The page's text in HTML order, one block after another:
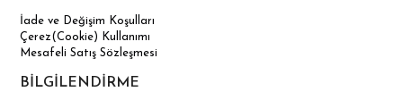
İade ve Değişim Koşulları
Çerez(Cookie) Kullanımı
Mesafeli Satış Sözleşmesi
BİLGİLENDİRME